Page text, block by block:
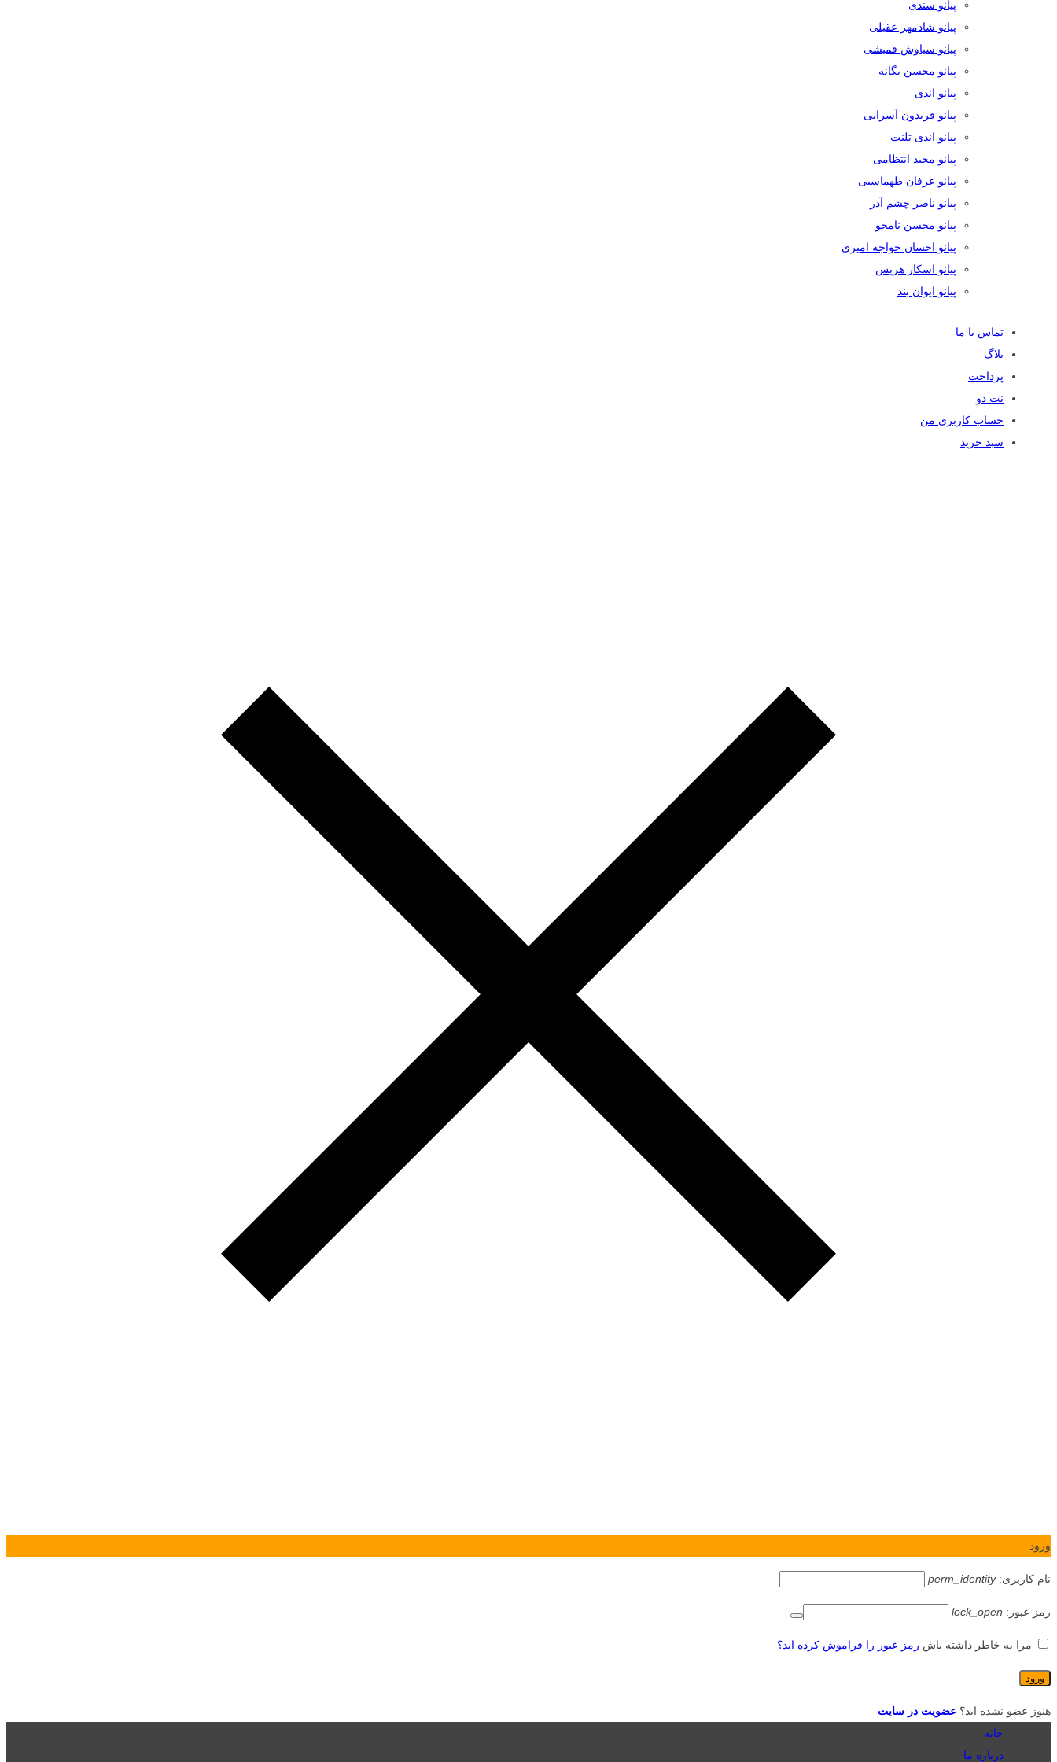
پیانو سندی
پیانو شادمهر عقیلی
پیانو سیاوش قمیشی
پیانو محسن یگانه
پیانو اندی
پیانو فریدون آسرایی
پیانو اندی تلنت
پیانو مجید انتظامی
پیانو عرفان طهماسبی
پیانو ناصر چشم آذر
پیانو محسن نامجو
پیانو احسان خواجه امیری
پیانو اسکار هریس
پیانو ایوان بند
تماس با ما
بلاگ
پرداخت
نت دو
حساب کاربری من
سبد خرید
ورود
نام کاربری:perm_identity
رمز عبور: lock_open
مرا به خاطر داشته باش رمز عبور را فراموش کرده اید؟
هنوز عضو نشده اید؟ عضویت در سایت
خانه
درباره ما